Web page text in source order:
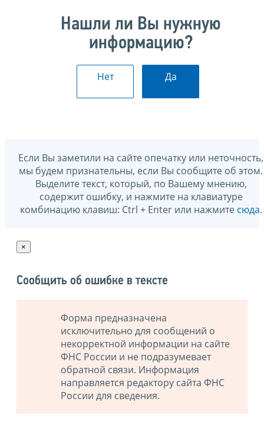
Нашли ли Вы нужную
информацию?
Нет Да
Если Вы заметили на сайте опечатку или неточность,
мы будем признательны, если Вы сообщите об этом.
Выделите текст, который, по Вашему мнению,
содержит ошибку, и нажмите на клавиатуре
комбинацию клавиш: Ctrl + Enter или нажмите сюда.
×
Сообщить об ошибке в тексте
Форма предназначена
исключительно для сообщений о
некорректной информации на сайте
ФНС России и не подразумевает
обратной связи. Информация
направляется редактору сайта ФНС
России для сведения.